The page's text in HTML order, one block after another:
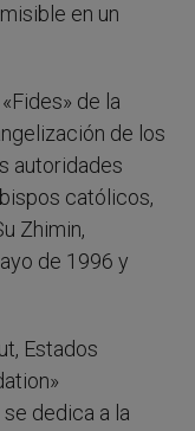
en un
de la
de los
autoridades
católicos,
Zhimin,
de 1996 y
Estados
se dedica a la